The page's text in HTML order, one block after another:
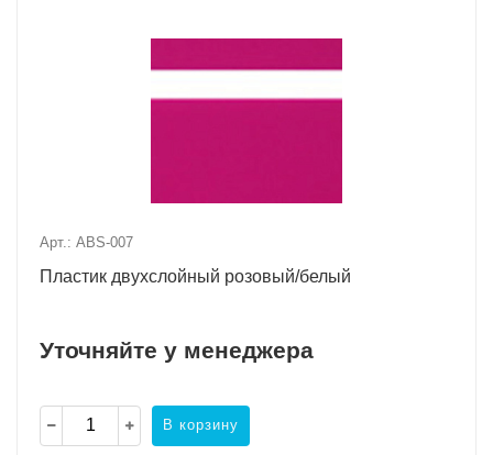
Арт.: ABS-007
Пластик двухслойный розовый/белый
Уточняйте у менеджера
В корзину